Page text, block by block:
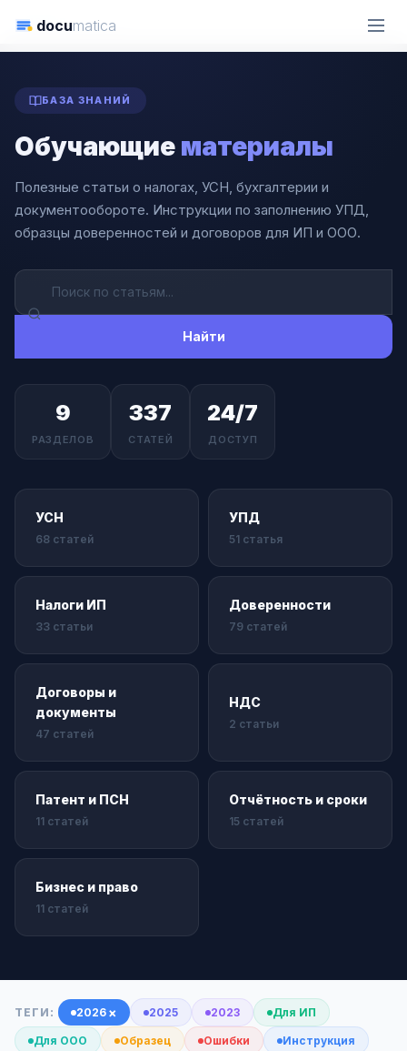
documatica
ГЛАВНАЯ СТАТЬИ
БАЗА ЗНАНИЙ
Обучающие материалы
Полезные статьи о налогах, УСН, бухгалтерии и
документообороте. Инструкции по заполнению УПД,
образцы доверенностей и договоров для ИП и ООО.
Найти
9
РАЗДЕЛОВ
337
СТАТЕЙ
24/7
ДОСТУП
УСН
68 статей
УПД
51 статья
Налоги ИП
33 статьи
Доверенности
79 статей
Договоры и
документы
47 статей
НДС
2 статьи
Патент и ПСН
11 статей
Отчётность и сроки
15 статей
Бизнес и право
11 статей
ТЕГИ: 2026 × 2025 2023 Для ИП
Для ООО Образец Ошибки Инструкция